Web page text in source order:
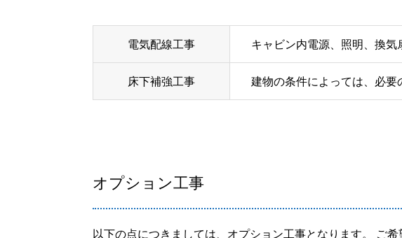
電気配線工事 キャビン内電源、照明、換
床下補強工事 建物の条件によっては、必要
オプション工事
以下の点につきましては、オプション工事となります。 ご